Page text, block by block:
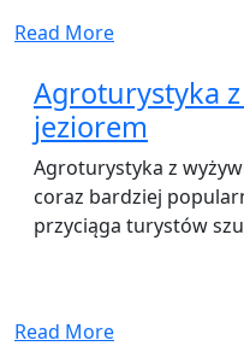
Read More
Agroturystyka
jeziorem
Agroturystyka z
coraz bardziej
przyciąga turystów
Read More